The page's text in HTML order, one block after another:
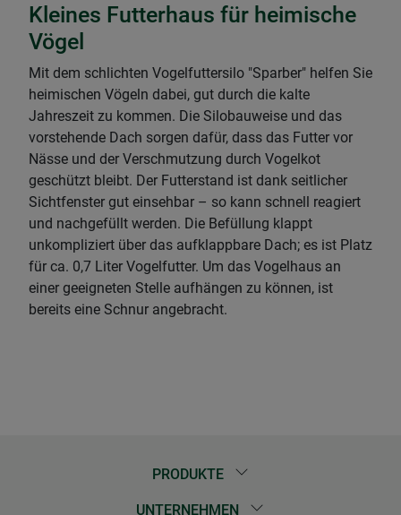
Kleines Futterhaus für heimische
Vögel
Mit dem schlichten Vogelfuttersilo "Sparber" helfen Sie
heimischen Vögeln dabei, gut durch die kalte
Jahreszeit zu kommen. Die Silobauweise und das
vorstehende Dach sorgen dafür, dass das Futter vor
Nässe und der Verschmutzung durch Vogelkot
geschützt bleibt. Der Futterstand ist dank seitlicher
Sichtfenster gut einsehbar – so kann schnell reagiert
und nachgefüllt werden. Die Befüllung klappt
unkompliziert über das aufklappbare Dach; es ist Platz
für ca. 0,7 Liter Vogelfutter. Um das Vogelhaus an
einer geeigneten Stelle aufhängen zu können, ist
bereits eine Schnur angebracht.
PRODUKTE
UNTERNEHMEN